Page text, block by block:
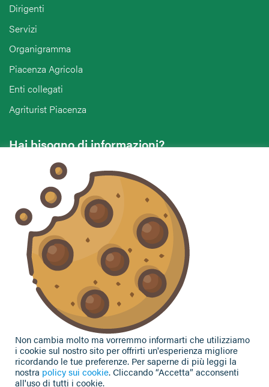
Dirigenti
Servizi
Organigramma
Piacenza Agricola
Enti collegati
Agriturist Piacenza
Hai bisogno di informazioni?
Vuoi contattarci per ricevere assistenza, lasciare un
commento o chiedere informazioni?
CONTATTACI
Seguici sui social
Privacy Policy|Cookie Policy
Non cambia molto ma vorremmo informarti che utilizziamo
i cookie sul nostro sito per offrirti un'esperienza migliore
ricordando le tue preferenze. Per saperne di più leggi la
nostra policy sui cookie. Cliccando “Accetta” acconsenti
all'uso di tutti i cookie.